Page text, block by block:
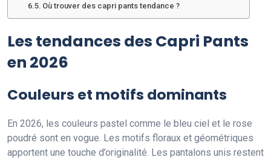
Où trouver des capri pants tendance ?
Les tendances des Capri Pants
en 2026
Couleurs et motifs dominants
En 2026, les couleurs pastel comme le bleu ciel et le rose
poudré sont en vogue. Les motifs floraux et géométriques
apportent une touche d’originalité. Les pantalons unis restent